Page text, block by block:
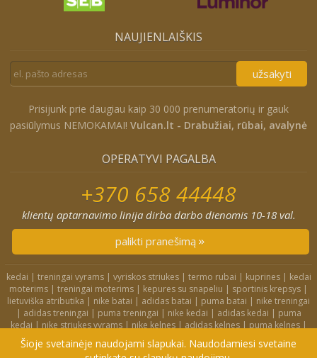
NAUJIENLAIŠKIS
užsakyti
Prisijunk prie daugiau kaip 30 000 prenumeratorių ir gauk
pasiūlymus NEMOKAMAI! Vulcan.lt - Drabužiai, rūbai, avalynė
OPERATYVI PAGALBA
+370 658 44448
klientų aptarnavimo linija dirba darbo dienomis 10-18 val.
palikti pranešimą
kedai | treningai vyrams| vyriskos striukes| termo rubai | kuprines| kedai
moterims | treningai moterims | kepures su snapeliu | sportinis krepsys |
lietuviška atributika | nike batai | adidas batai | puma batai | nike treningai
| adidas treningai | puma treningai | nike kedai | adidas kedai | puma
kedai | nike striukes vyrams| nike kelnes| adidas kelnes| puma kelnes|
nike kuprines
nike kojines nike treningai moterims
adidas striukes|nike dzemperiai|nike tampres
Šioje svetainėje naudojami slapukai. Naudodamiesi svetaine